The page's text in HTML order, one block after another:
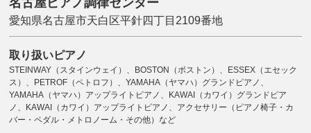
名古屋ピアノ調律センター
愛知県名古屋市天白区平針四丁目2109番地
取り扱いピアノ
STEINWAY（スタインウェイ）、BOSTON（ボストン）、ESSEX（エセック
ス）、PETROF（ペトロフ）、YAMAHA（ヤマハ）グランドピアノ、
YAMAHA（ヤマハ）アップライトピアノ、KAWAI（カワイ）グランドピア
ノ、KAWAI（カワイ）アップライトピアノ、アクセサリー（ピアノ椅子・カ
バー・ペダル・メトロノーム・その他）など